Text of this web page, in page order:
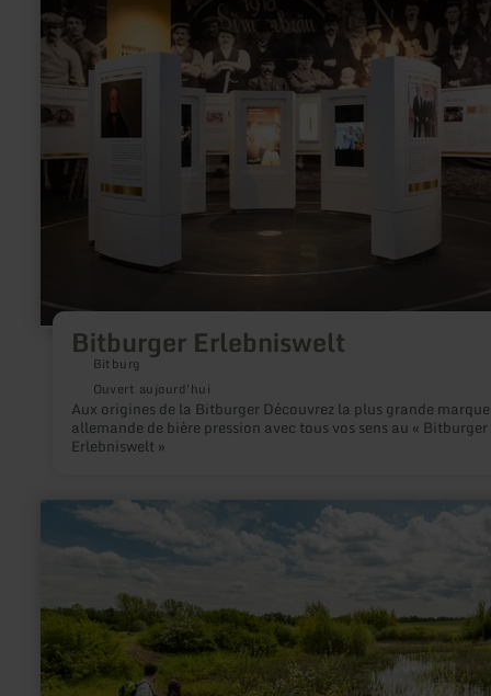
Bitburger Erlebniswelt
Bitburg
Ouvert aujourd'hui
Aux origines de la Bitburger Découvrez la plus grande marque
allemande de bière pression avec tous vos sens au « Bitburger
Erlebniswelt »
plus
sur
Bitburger
Erlebniswelt
en
plus
Sangweiher